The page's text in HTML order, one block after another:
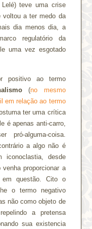
teve uma crise
voltou a ter medo da
dia menos dia, a
regulatório da
uma vez esgotado
positivo ao termo
(no mesmo
em relação ao termo
ter uma crítica
é apenas anti-carro,
alguma-coisa.
a algo não é
iconoclastia, desde
proporcionar a
em questão. Cito o
o termo negativo
não como objeto de
a pretensa
sua existencia